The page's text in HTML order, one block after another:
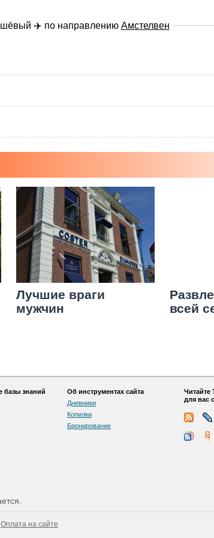
✈️ по направлению Амстелвен
Лучшие враги
мужчин
всей
базы знаний
Об инструментах сайта
Дневники
Копилки
Бронирование
Читайте
для вас
Оплата на сайте